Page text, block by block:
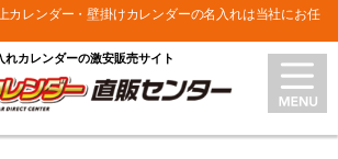
カレンダー・壁掛けカレンダーの名入れは当社にお任
れカレンダーの激安販売サイト